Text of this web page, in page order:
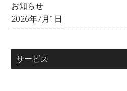
お知らせ
2026年7月1日
サービス